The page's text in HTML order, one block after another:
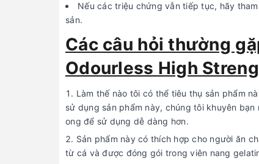
Nếu các triệu chứng vẫn tiếp tục, hãy
sản.
Các câu hỏi thường
Odourless High
Làm thế nào tôi có thể tiêu thụ sản phẩm
sử dụng sản phẩm này, chúng tôi khuyên
ong để sử dụng dễ dàng hơn.
Sản phẩm này có thích hợp cho người ăn
từ cá và được đóng gói trong viên nang